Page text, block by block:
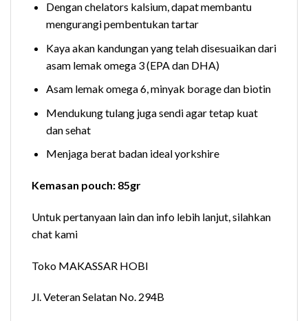
Dengan chelators kalsium, dapat membantu
mengurangi pembentukan tartar
Kaya akan kandungan yang telah disesuaikan dari
asam lemak omega 3 (EPA dan DHA)
Asam lemak omega 6, minyak borage dan biotin
Mendukung tulang juga sendi agar tetap kuat
dan sehat
Menjaga berat badan ideal yorkshire
Kemasan pouch: 85gr
Untuk pertanyaan lain dan info lebih lanjut, silahkan
chat kami
Toko MAKASSAR HOBI
Jl. Veteran Selatan No. 294B